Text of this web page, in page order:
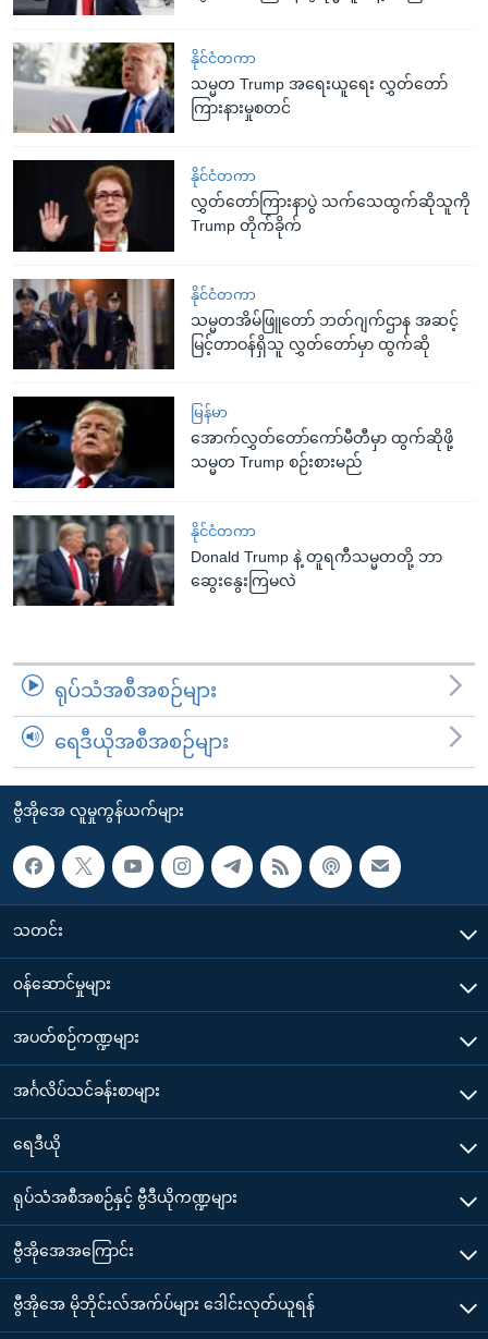
နိုင်ငံတကာ
သမ္မတ Trump အရေးယူရေး လွှတ်တော်
ကြားနားမှုစတင်
နိုင်ငံတကာ
လွှတ်တော်ကြားနာပွဲ သက်သေထွက်ဆိုသူကို
Trump တိုက်ခိုက်
နိုင်ငံတကာ
သမ္မတအိမ်ဖြူတော် ဘတ်ဂျက်ဌာန အဆင့်
မြင့်တာဝန်ရှိသူ လွှတ်တော်မှာ ထွက်ဆို
မြန်မာ
အောက်လွှတ်တော်ကော်မီတီမှာ ထွက်ဆိုဖို့
သမ္မတ Trump စဉ်းစားမည်
နိုင်ငံတကာ
Donald Trump နဲ့ တူရကီသမ္မတတို့ ဘာ
ဆွေးနွေးကြမလဲ
ရုပ်သံအစီအစဉ်များ
ရေဒီယိုအစီအစဉ်များ
ဗွီအိုအေ လူမှုကွန်ယက်များ
သတင်း
၀န်ဆောင်မှုများ
အပတ်စဉ်ကဏ္ဍများ
အင်္ဂလိပ်သင်ခန်းစာများ
ရေဒီယို
ရုပ်သံအစီအစဉ်နှင့် ဗွီဒီယိုကဏ္ဍများ
ဗွီအိုအေအကြောင်း
ဗွီအိုအေ မိုဘိုင်းလ်အက်ပ်များ ဒေါင်းလုတ်ယူရန်